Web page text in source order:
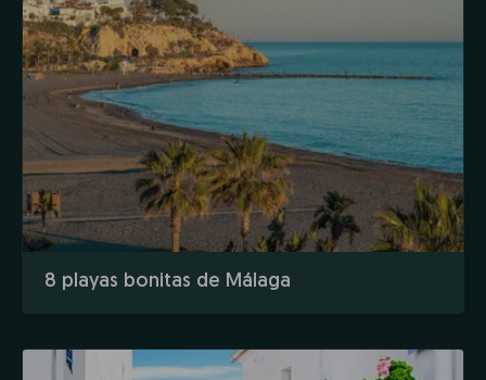
8 playas bonitas de Málaga